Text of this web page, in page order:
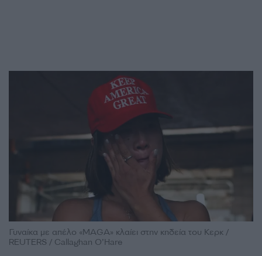
Γυναίκα με απέλο «MAGA» κλαίει στην κηδεία του Κερκ /
REUTERS / Callaghan O’Hare